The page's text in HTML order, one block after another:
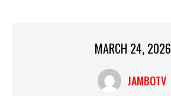
MARCH 24, 2026
JAMBOTV